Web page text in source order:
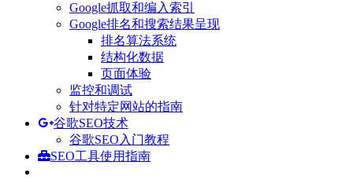
Google抓取和编入索引
Google排名和搜索结果呈现
排名算法系统
结构化数据
页面体验
监控和调试
针对特定网站的指南
谷歌SEO技术
谷歌SEO入门教程
SEO工具使用指南